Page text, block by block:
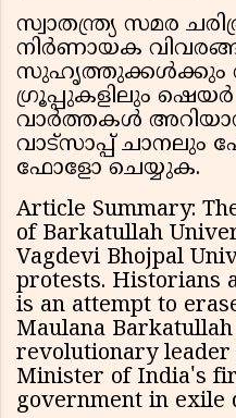
സ്വാതന്ത്ര്യ സമര
നിർണായക
സുഹൃത്തുക്കൾക്കും
ഗ്രൂപ്പുകളിലും
വാർത്തകൾ
വാട്സാപ്പ്
ഫോളോ ചെയ്യുക.
Article Summary:
of Barkatullah
Vagdevi Bhojpal
protests. Historians
is an attempt to
Maulana
revolutionary leader
Minister of India's
government in